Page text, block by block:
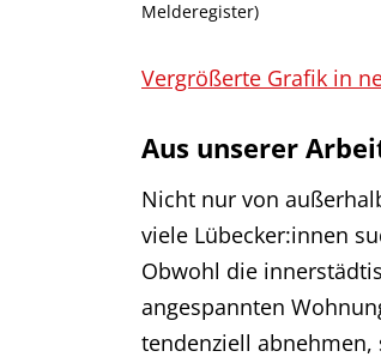
Melderegister)
Vergrößerte Grafik in
Aus unserer
Nicht nur von
viele Lübecker:innen
Obwohl die
angespannten
tendenziell abnehmen,